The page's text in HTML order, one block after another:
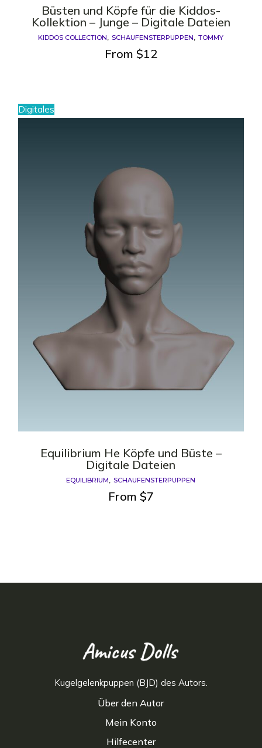
Büsten und Köpfe für die Kiddos-
Kollektion – Junge – Digitale Dateien
KIDDOS COLLECTION SCHAUFENSTERPUPPEN TOMMY
From $12
Digitales
Equilibrium He Köpfe und Büste –
Digitale Dateien
EQUILIBRIUM SCHAUFENSTERPUPPEN
From $7
Über den Autor
Mein Konto
Hilfecenter
Kugelgelenkpuppen (BJD) des Autors.